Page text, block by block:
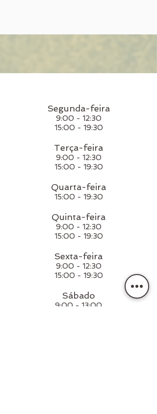
Segunda-feira
9:00 - 12:30
15:00 - 19:30
Terça-feira
9:00 - 12:30
15:00 - 19:30
Quarta-feira
15:00 - 19:30
Quinta-feira
9:00 - 12:30
15:00 - 19:30
Sexta-feira
9:00 - 12:30
15:00 - 19:30
Sábado
9:00 - 13:00